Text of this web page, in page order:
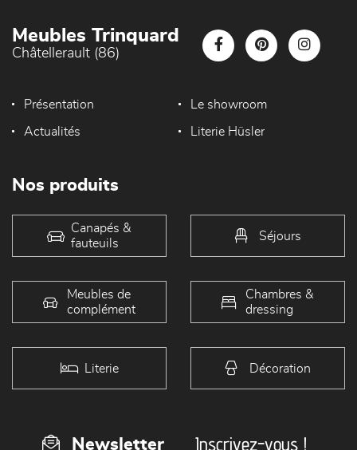
Meubles Trinquard
Châtellerault (86)
Présentation Le showroom
Actualités Literie Hüsler
Nos produits
Canapés &
fauteuils
Séjours
Meubles de
complément
Chambres &
dressing
Literie Décoration
Newsletter Inscrivez-vous !